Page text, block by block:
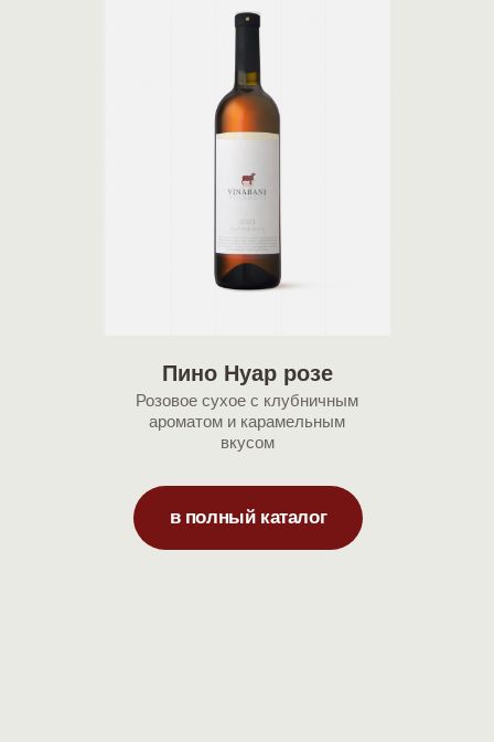
в полный каталог
Розовое cухое с клубничным
ароматом и карамельным
вкусом
Пино Нуар розе